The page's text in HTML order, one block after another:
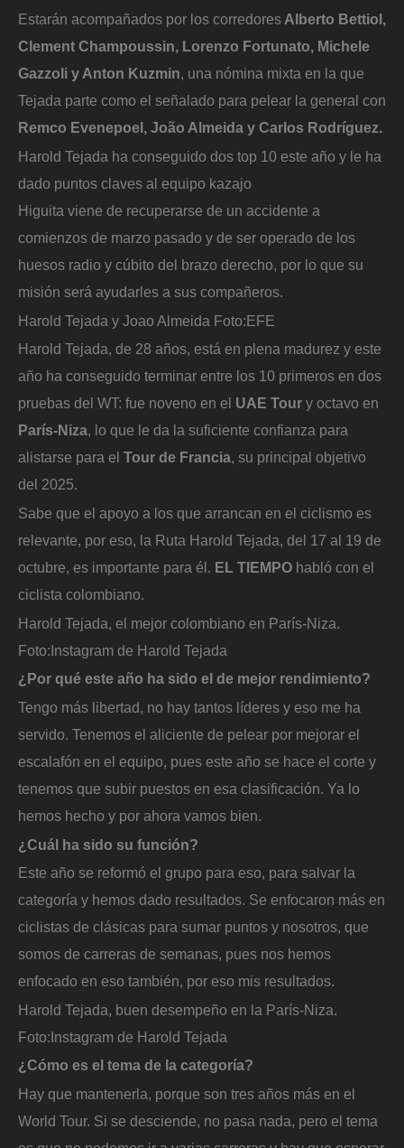
Estarán acompañados por los corredores Alberto Bettiol,
Clement Champoussin, Lorenzo Fortunato, Michele
Gazzoli y Anton Kuzmin, una nómina mixta en la que
Tejada parte como el señalado para pelear la general con
Remco Evenepoel, João Almeida y Carlos Rodríguez.
Harold Tejada ha conseguido dos top 10 este año y le ha
dado puntos claves al equipo kazajo
Higuita viene de recuperarse de un accidente a
comienzos de marzo pasado y de ser operado de los
huesos radio y cúbito del brazo derecho, por lo que su
misión será ayudarles a sus compañeros.
Harold Tejada y Joao Almeida Foto:EFE
Harold Tejada, de 28 años, está en plena madurez y este
año ha conseguido terminar entre los 10 primeros en dos
pruebas del WT: fue noveno en el UAE Tour y octavo en
París-Niza, lo que le da la suficiente confianza para
alistarse para el Tour de Francia, su principal objetivo
del 2025.
Sabe que el apoyo a los que arrancan en el ciclismo es
relevante, por eso, la Ruta Harold Tejada, del 17 al 19 de
octubre, es importante para él. EL TIEMPO habló con el
ciclista colombiano.
Harold Tejada, el mejor colombiano en París-Niza.
Foto:Instagram de Harold Tejada
¿Por qué este año ha sido el de mejor rendimiento?
Tengo más libertad, no hay tantos líderes y eso me ha
servido. Tenemos el aliciente de pelear por mejorar el
escalafón en el equipo, pues este año se hace el corte y
tenemos que subir puestos en esa clasificación. Ya lo
hemos hecho y por ahora vamos bien.
¿Cuál ha sido su función?
Este año se reformó el grupo para eso, para salvar la
categoría y hemos dado resultados. Se enfocaron más en
ciclistas de clásicas para sumar puntos y nosotros, que
somos de carreras de semanas, pues nos hemos
enfocado en eso también, por eso mis resultados.
Harold Tejada, buen desempeño en la París-Niza.
Foto:Instagram de Harold Tejada
¿Cómo es el tema de la categoría?
Hay que mantenerla, porque son tres años más en el
World Tour. Si se desciende, no pasa nada, pero el tema